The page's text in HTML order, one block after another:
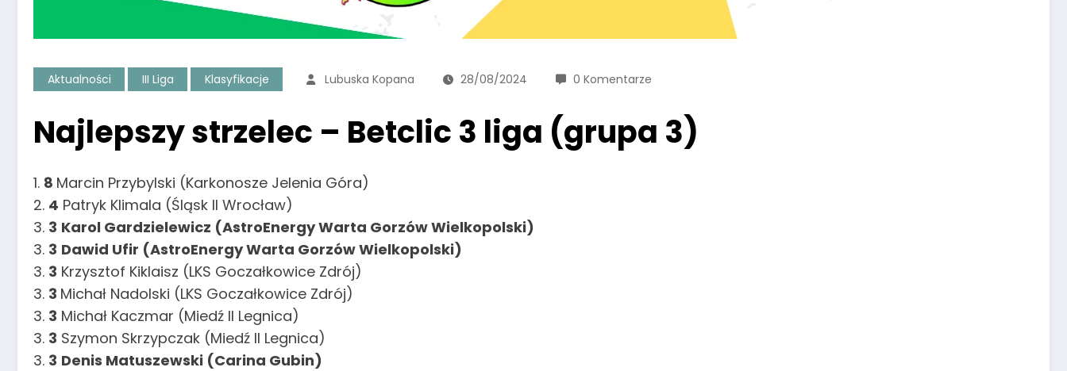
Aktualności III Liga Klasyfikacje Lubuska Kopana 28/08/2024 0 Komentarze
Najlepszy strzelec – Betclic 3 liga (grupa 3)
1. 8 Marcin Przybylski (Karkonosze Jelenia Góra)
2. 4 Patryk Klimala (Śląsk II Wrocław)
3. 3 Karol Gardzielewicz (AstroEnergy Warta Gorzów Wielkopolski)
3. 3 Dawid Ufir (AstroEnergy Warta Gorzów Wielkopolski)
3. 3 Krzysztof Kiklaisz (LKS Goczałkowice Zdrój)
3. 3 Michał Nadolski (LKS Goczałkowice Zdrój)
3. 3 Michał Kaczmar (Miedź II Legnica)
3. 3 Szymon Skrzypczak (Miedź II Legnica)
3. 3 Denis Matuszewski (Carina Gubin)